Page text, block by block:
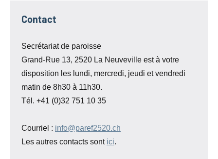
Contact
Secrétariat de paroisse
Grand-Rue 13, 2520 La Neuveville est à votre
disposition les lundi, mercredi, jeudi et vendredi
matin de 8h30 à 11h30.
Tél. +41 (0)32 751 10 35
Courriel : info@paref2520.ch
Les autres contacts sont ici.